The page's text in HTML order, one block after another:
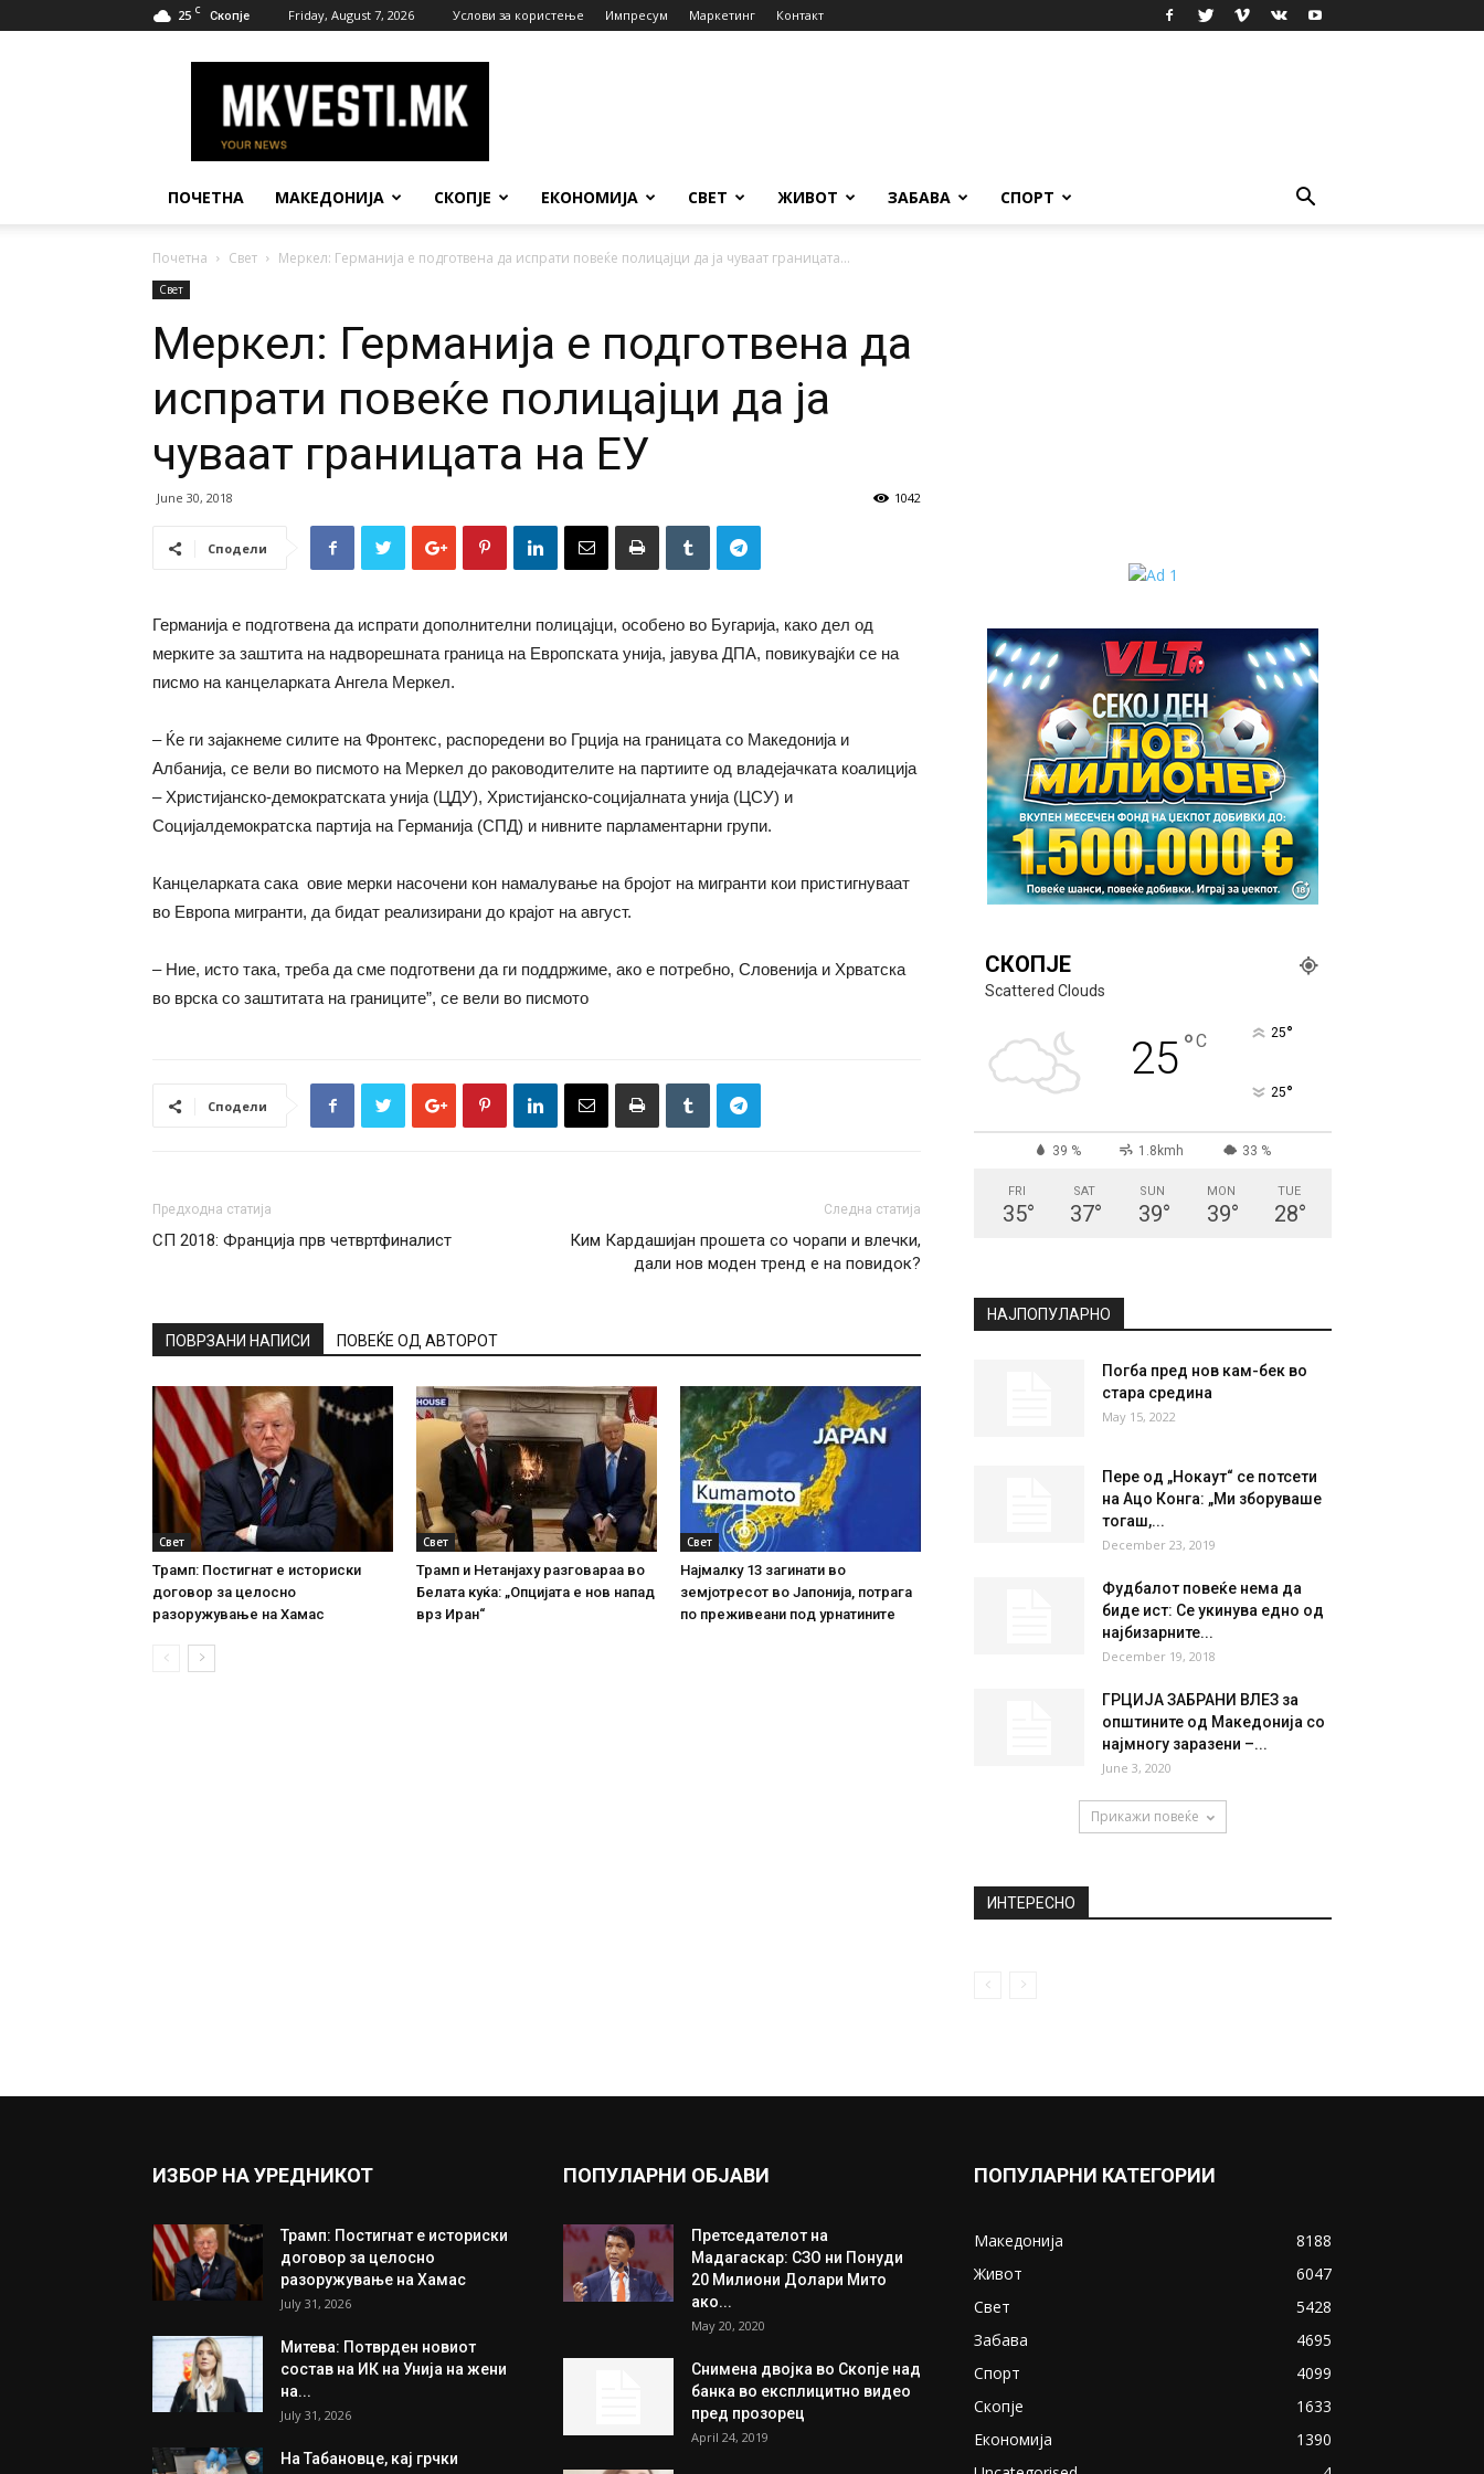
25 C Скопје Friday, August 7, 2026 Услови за користење Импресум Маркетинг Контакт
Вести
ПОЧЕТНА МАКЕДОНИЈА СКОПЈЕ ЕКОНОМИЈА СВЕТ ЖИВОТ ЗАБАВА СПОРТ
Почетна Свет Меркел: Германија е подготвена да испрати повеќе полицајци да ја чуваат границата...
Свет
Меркел: Германија е подготвена да
испрати повеќе полицајци да ја
чуваат границата на ЕУ
June 30, 2018 1042
Сподели
Германија е подготвена да испрати дополнителни полицајци, особено во Бугарија, како дел од
мерките за заштита на надворешната граница на Европската унија, јавува ДПА, повикувајќи се на
писмо на канцеларката Ангела Меркел.
– Ќе ги зајакнеме силите на Фронтекс, распоредени во Грција на границата со Македонија и
Албанија, се вели во писмото на Меркел до раководителите на партиите од владејачката коалиција
– Христијанско-демократската унија (ЦДУ), Христијанско-социјалната унија (ЦСУ) и
Социјалдемократска партија на Германија (СПД) и нивните парламентарни групи.
Канцеларката сака овие мерки насочени кон намалување на бројот на мигранти кои пристигнуваат
во Европа мигранти, да бидат реализирани до крајот на август.
– Ние, исто така, треба да сме подготвени да ги поддржиме, ако е потребно, Словенија и Хрватска
во врска со заштитата на границите”, се вели во писмото
Сподели
Предходна статија
СП 2018: Франција прв четвртфиналист
Следна статија
Ким Кардашијан прошета со чорапи и влечки,
дали нов моден тренд е на повидок?
ПОВРЗАНИ НАПИСИ ПОВЕЌЕ ОД АВТОРОТ
Свет
Трамп: Постигнат е историски
договор за целосно
разоружување на Хамас
Свет
Трамп и Нетанјаху разговараа во
Белата куќа: „Опцијата е нов напад
врз Иран“
Свет
Најмалку 13 загинати во
земјотресот во Јапонија, потрага
по преживеани под урнатините
СКОПЈЕ
25
1.8kmh
39 39° 28°
Погба пред нов кам-бек во
стара средина
Пере од „Нокаут“ се потсети
на Ацо Конга: „Mи зборуваше
тогаш,...
December 23, 2019
December 19, 2018
ПОПУЛАРНИ ОБЈАВИ ПОПУЛАРНИ КАТЕГОРИИ